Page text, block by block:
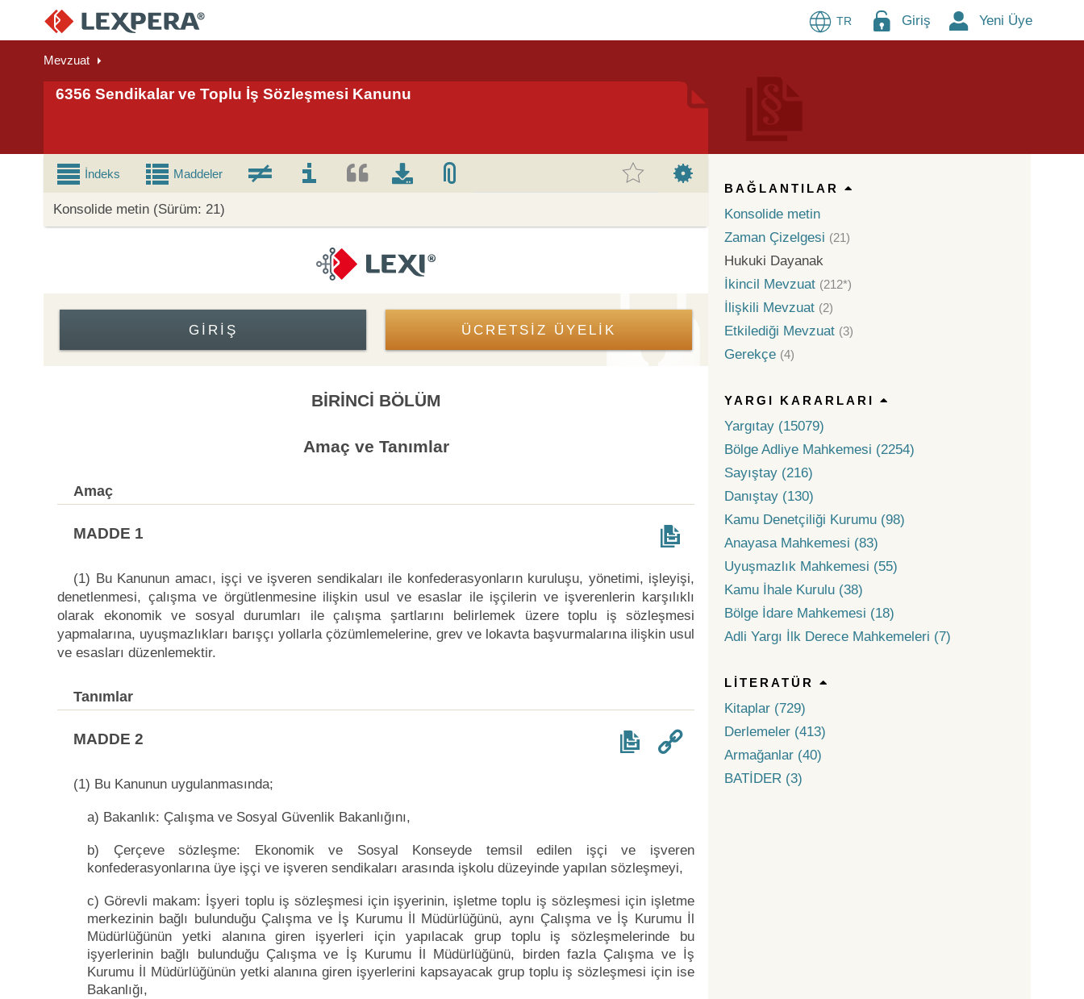
TR Giriş Yeni Üye
Mevzuat
6356 Sendikalar ve Toplu İş Sözleşmesi Kanunu
İndeks Maddeler
Konsolide metin (Sürüm: 21)
GIRIŞ ÜCRETSİZ ÜYELİK
BİRİNCİ BÖLÜM
Amaç ve Tanımlar
Amaç
MADDE 1
(1) Bu Kanunun amacı, işçi ve işveren sendikaları ile konfederasyonların kuruluşu, yönetimi, işleyişi,
denetlenmesi, çalışma ve örgütlenmesine ilişkin usul ve esaslar ile işçilerin ve işverenlerin karşılıklı
olarak ekonomik ve sosyal durumları ile çalışma şartlarını belirlemek üzere toplu iş sözleşmesi
yapmalarına, uyuşmazlıkları barışçı yollarla çözümlemelerine, grev ve lokavta başvurmalarına ilişkin usul
ve esasları düzenlemektir.
Tanımlar
MADDE 2
(1) Bu Kanunun uygulanmasında;
a) Bakanlık: Çalışma ve Sosyal Güvenlik Bakanlığını,
b) Çerçeve sözleşme: Ekonomik ve Sosyal Konseyde temsil edilen işçi ve işveren
konfederasyonlarına üye işçi ve işveren sendikaları arasında işkolu düzeyinde yapılan sözleşmeyi,
c) Görevli makam: İşyeri toplu iş sözleşmesi için işyerinin, işletme toplu iş sözleşmesi için işletme
merkezinin bağlı bulunduğu Çalışma ve İş Kurumu İl Müdürlüğünü, aynı Çalışma ve İş Kurumu İl
Müdürlüğünün yetki alanına giren işyerleri için yapılacak grup toplu iş sözleşmelerinde bu
işyerlerinin bağlı bulunduğu Çalışma ve İş Kurumu İl Müdürlüğünü, birden fazla Çalışma ve İş
Kurumu İl Müdürlüğünün yetki alanına giren işyerlerini kapsayacak grup toplu iş sözleşmesi için ise
Bakanlığı,
BAĞLANTILAR
Konsolide metin
Zaman Çizelgesi (21)
Hukuki Dayanak
İkincil Mevzuat (212*)
İlişkili Mevzuat (2)
Etkilediği Mevzuat (3)
Gerekçe (4)
YARGI KARARLARI
Yargıtay (15079)
Bölge Adliye Mahkemesi (2254)
Sayıştay (216)
Danıştay (130)
Kamu Denetçiliği Kurumu (98)
Anayasa Mahkemesi (83)
Uyuşmazlık Mahkemesi (55)
Kamu İhale Kurulu (38)
Bölge İdare Mahkemesi (18)
Adli Yargı İlk Derece Mahkemeleri (7)
LITERATÜR
Kitaplar (729)
Derlemeler (413)
Armağanlar (40)
BATİDER (3)